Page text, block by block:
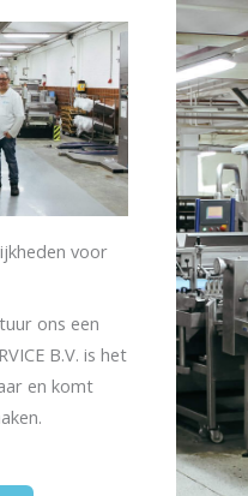
voor
ons een
B.V. is het
en komt